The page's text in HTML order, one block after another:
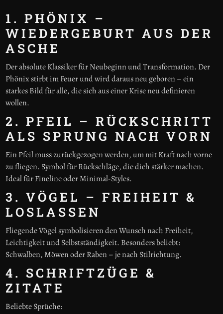
1. PHÖNIX –
WIEDERGEBURT AUS DER
ASCHE
Der absolute Klassiker für Neubeginn und Transformation. Der
Phönix stirbt im Feuer und wird daraus neu geboren – ein
starkes Bild für alle, die sich aus einer Krise neu definieren
wollen.
2. PFEIL – RÜCKSCHRITT
ALS SPRUNG NACH VORN
Ein Pfeil muss zurückgezogen werden, um mit Kraft nach vorne
zu fliegen. Symbol für Rückschläge, die dich stärker machen.
Ideal für Fineline oder Minimal-Styles.
3. VÖGEL – FREIHEIT &
LOSLASSEN
Fliegende Vögel symbolisieren den Wunsch nach Freiheit,
Leichtigkeit und Selbstständigkeit. Besonders beliebt:
Schwalben, Möwen oder Raben – je nach Stilrichtung.
4. SCHRIFTZÜGE &
ZITATE
Beliebte Sprüche: